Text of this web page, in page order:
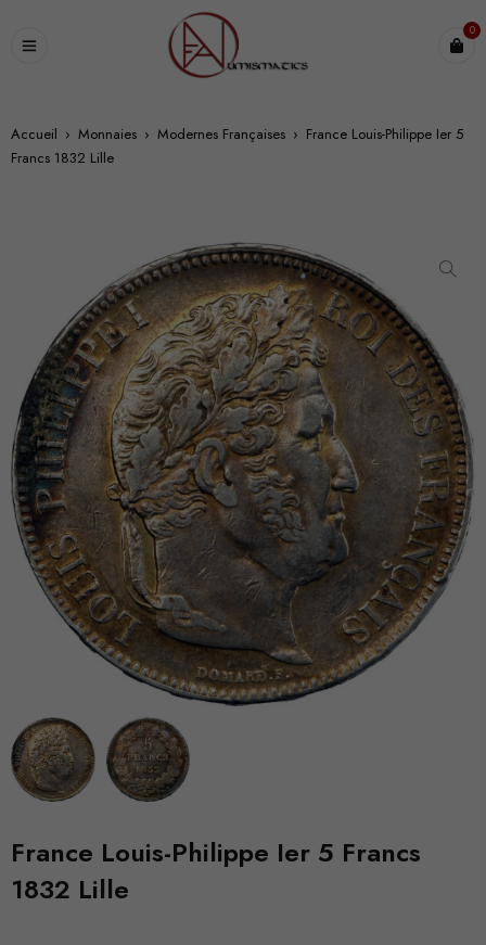
0
Accueil › Monnaies › Modernes Françaises › France Louis-Philippe Ier 5
Francs 1832 Lille
France Louis-Philippe Ier 5 Francs
1832 Lille